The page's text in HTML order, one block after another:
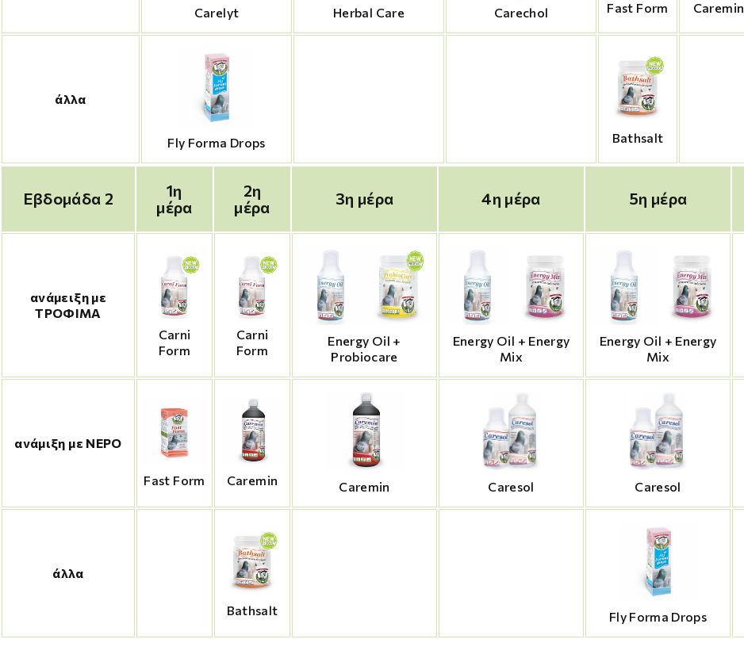
Carelyt Herbal Care Carechol Fast Form Caremin
άλλα
Fly Forma Drops Bathsalt
Εβδομάδα 2
1η
μέρα
2η
μέρα
3η μέρα 4η μέρα 5η μέρα
ανάμειξη με
ΤΡΟΦΙΜΑ
Carni
Form
Carni
Form
Energy Oil +
Probiocare
Energy Oil + Energy
Mix
Energy Oil + Energy
Mix
ανάμιξη με ΝΕΡΟ
Fast Form Caremin Caremin Caresol Caresol
άλλα
Bathsalt Fly Forma Drops